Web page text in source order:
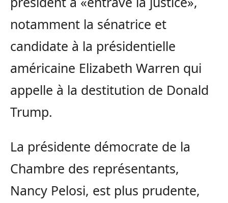
notamment la sénatrice et
candidate à la présidentielle
américaine Elizabeth Warren qui
appelle à la destitution de Donald
Trump.
La présidente démocrate de la
Chambre des représentants,
Nancy Pelosi, est plus prudente,